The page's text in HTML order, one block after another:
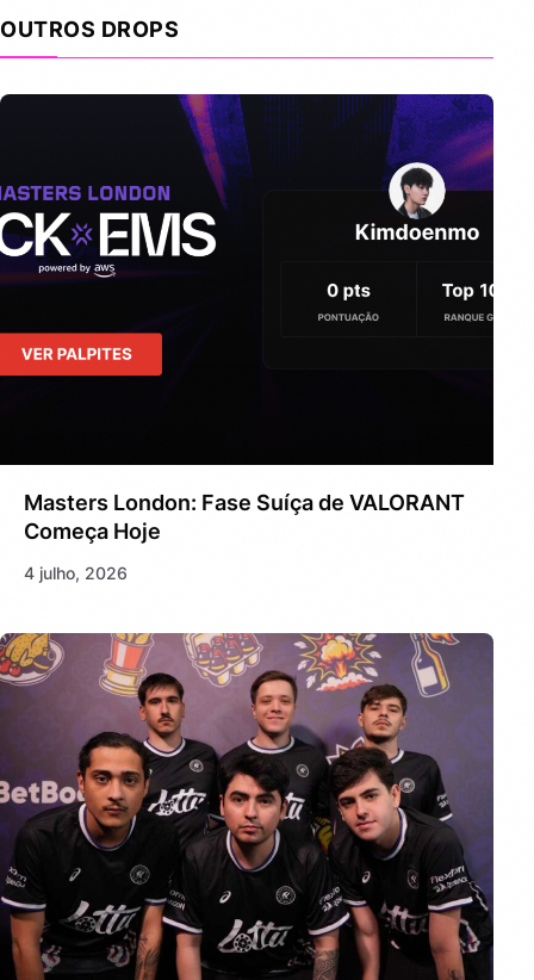
OUTROS DROPS
Masters London: Fase Suíça de VALORANT
Começa Hoje
4 julho, 2026